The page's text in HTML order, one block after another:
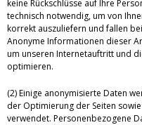
keine Rückschlüsse auf Ihre
technisch notwendig, um von
korrekt auszuliefern und fallen
Anonyme Informationen dieser
um unseren Internetauftritt und
optimieren.
(2) Einige anonymisierte Daten
der Optimierung der Seiten
verwendet. Personenbezogene